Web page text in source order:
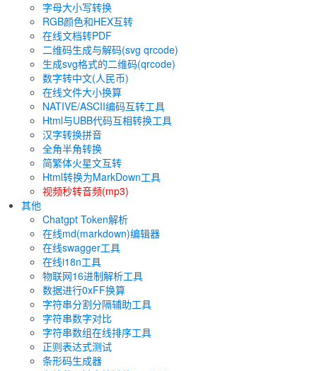
字母大小写转换
RGB颜色和HEX互转
在线文档转PDF
二维码生成与解码(svg qrcode)
生成svg格式的二维码(qrcode)
数字转中文(人民币)
在线文件大小换算
NATIVE/ASCII编码互转工具
Html与UBB代码互相转换工具
汉字转换拼音
全角半角转换
简繁体火星文互转
Html转换为MarkDown工具
视频秒转音频(mp3)
其他
Chatgpt Token解析
在线md(markdown)编辑器
在线swagger工具
在线i18n工具
物联网16进制解析工具
数据进行0xFF换算
字符串分割分隔辅助工具
字符串数字对比
字符串数组在线排序工具
正则表达式测试
条形码生成器